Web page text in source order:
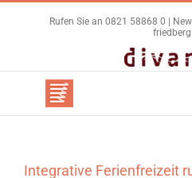
Rufen Sie an 0821 58868 0 |
Integrative Ferienfreizeit